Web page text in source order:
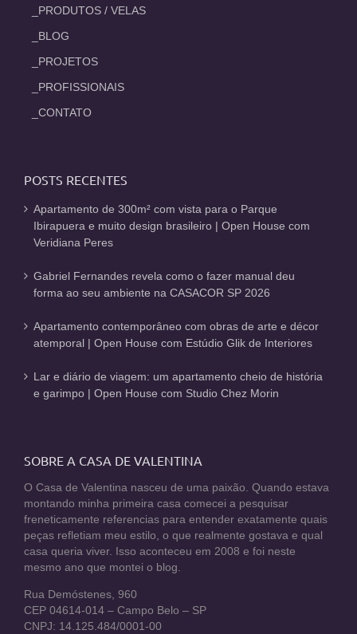
_PRODUTOS / VELAS
_BLOG
_PROJETOS
_PROFISSIONAIS
_CONTATO
POSTS RECENTES
Apartamento de 300m² com vista para o Parque
Ibirapuera e muito design brasileiro | Open House com
Veridiana Peres
Gabriel Fernandes revela como o fazer manual deu
forma ao seu ambiente na CASACOR SP 2026
Apartamento contemporâneo com obras de arte e décor
atemporal | Open House com Estúdio Glik de Interiores
Lar e diário de viagem: um apartamento cheio de história
e garimpo | Open House com Studio Chez Morin
SOBRE A CASA DE VALENTINA
O Casa de Valentina nasceu de uma paixão. Quando estava
montando minha primeira casa comecei a pesquisar
freneticamente referencias para entender exatamente quais
peças refletiam meu estilo, o que realmente gostava e qual
casa queria viver. Isso aconteceu em 2008 e foi neste
mesmo ano que montei o blog.
Rua Demóstenes, 960
CEP 04614-014 – Campo Belo – SP
CNPJ: 14.125.484/0001-00